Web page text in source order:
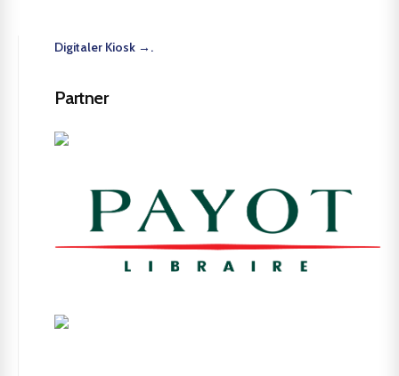
Digitaler Kiosk →.
Partner